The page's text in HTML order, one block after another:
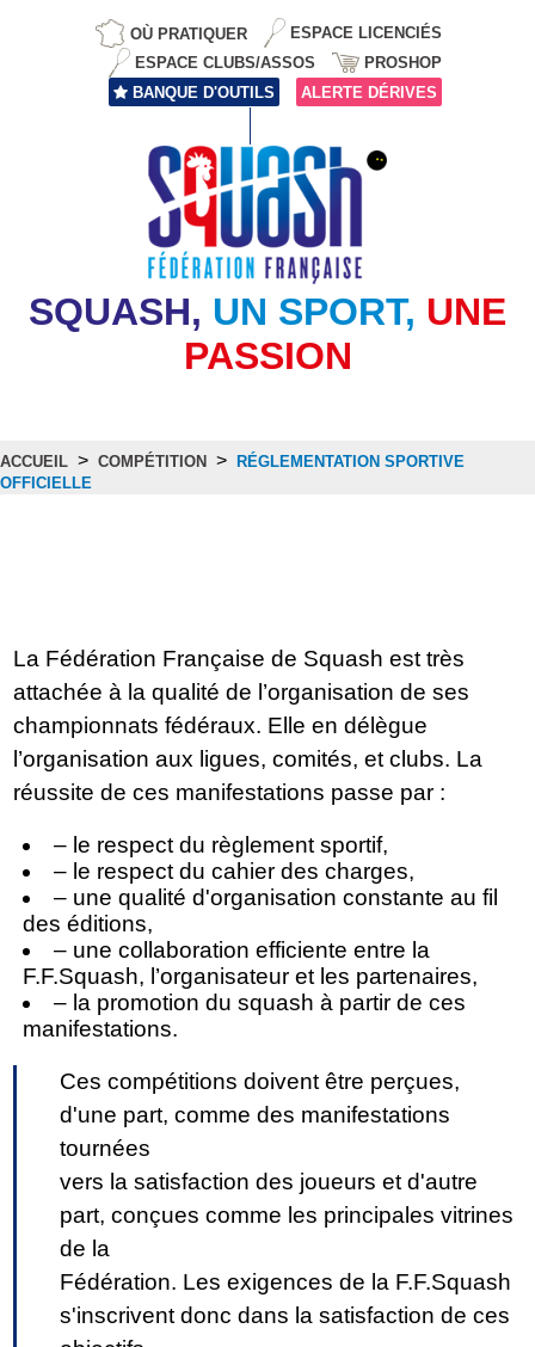
OÙ PRATIQUER
ESPACE LICENCIÉS
ESPACE CLUBS/ASSOS
PROSHOP
BANQUE D'OUTILS
ALERTE DÉRIVES
SQUASH, UN SPORT, UNE
PASSION
ACCUEIL > COMPÉTITION > RÉGLEMENTATION SPORTIVE
OFFICIELLE
La Fédération Française de Squash est très
attachée à la qualité de l’organisation de ses
championnats fédéraux. Elle en délègue
l’organisation aux ligues, comités, et clubs. La
réussite de ces manifestations passe par :
– le respect du règlement sportif,
– le respect du cahier des charges,
– une qualité d'organisation constante au fil
des éditions,
– une collaboration efficiente entre la
F.F.Squash, l’organisateur et les partenaires,
– la promotion du squash à partir de ces
manifestations.
Ces compétitions doivent être perçues,
d'une part, comme des manifestations
tournées
vers la satisfaction des joueurs et d'autre
part, conçues comme les principales vitrines
de la
Fédération. Les exigences de la F.F.Squash
s'inscrivent donc dans la satisfaction de ces